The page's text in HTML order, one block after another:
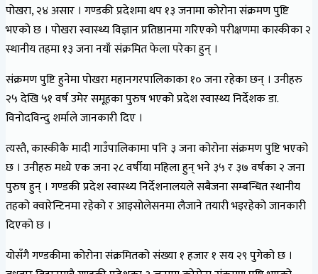
पोखरा, २४ असार । गण्डकी प्रदेशमा थप १३ जनामा कोरोना संक्रमण पुष्टि
भएको छ । पोखरा स्वास्थ्य विज्ञान प्रतिष्ठानमा गरिएको परीक्षणमा कास्कीका २
स्थानीय तहमा १३ जना नयाँ संक्रमित फेला परेका हुन् ।
संक्रमण पुष्टि हुनेमा पोखरा महानगरपालिकाका १० जना रहेका छन् । उनीहरु
२५ देखि ५१ वर्ष उमेर समूहका पुरुष भएको प्रदेश स्वास्थ्य निर्देशक डा.
विनोदविन्दु शर्माले जानकारी दिए ।
त्यस्तै, कास्कीकै मादी गाउँपालिकामा पनि ३ जना कोरोना संक्रमण पुष्टि भएको
छ । उनीहरु मध्ये एक जना २८ वर्षीया महिला हुन् भने ३५ र ३७ वर्षका २ जना
पुरुष हुन् । गण्डकी प्रदेश स्वास्थ्य निर्देशनालयले सबैजना सम्बन्धित स्थानीय
तहको क्वारेन्टिनमा रहेको र आइसोलेसनमा लैजाने तयारी भइरहेको जानकारी
दिएको छ ।
योसँगै गण्डकीमा कोरोना संक्रमितको संख्या १ हजार १ सय २९ पुगेको छ ।